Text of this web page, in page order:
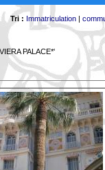
Tri : Immatriculation|
PALACE*'